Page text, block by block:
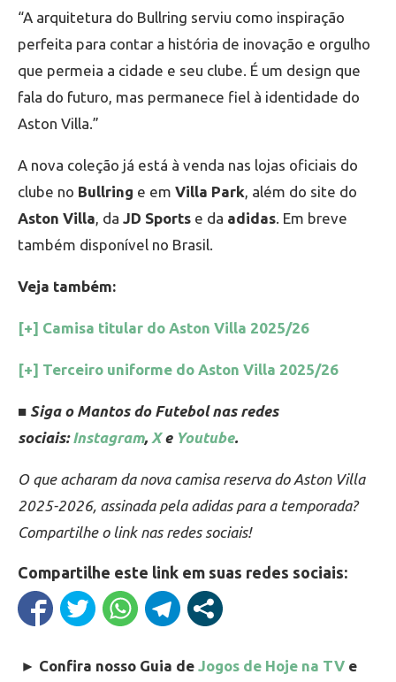
“A arquitetura do Bullring serviu como inspiração
perfeita para contar a história de inovação e orgulho
que permeia a cidade e seu clube. É um design que
fala do futuro, mas permanece fiel à identidade do
Aston Villa.”
A nova coleção já está à venda nas lojas oficiais do
clube no Bullring e em Villa Park , além do site do
Aston Villa , da JD Sports e da adidas . Em breve
também disponível no Brasil.
Veja também:
[+] Camisa titular do Aston Villa 2025/26
[+] Terceiro uniforme do Aston Villa 2025/26
■ Siga o Mantos do Futebol nas redes
sociais: Instagram, Xe Youtube.
O que acharam da nova camisa reserva do Aston Villa
2025-2026, assinada pela adidas para a temporada?
Compartilhe o link nas redes sociais!
Compartilhe este link em suas redes sociais:
► Confira nosso Guia de Jogos de Hoje na TV e